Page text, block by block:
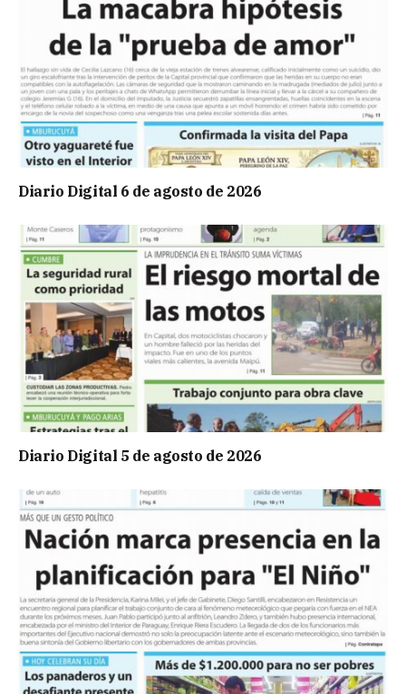
Diario Digital 6 de agosto de 2026
Diario Digital 5 de agosto de 2026